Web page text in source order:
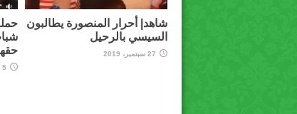
شاهد| أحرار المنصورة يطالبون
السيسي بالرحيل
27 سبتمبر، 2019
5 سبتمبر، 2019